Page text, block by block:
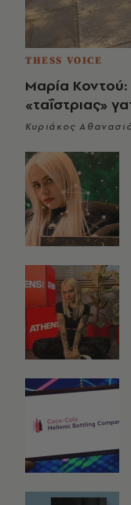
THESS VOICE
Μαρία Κοντού:
«ταΐστριας»
Κυριάκος